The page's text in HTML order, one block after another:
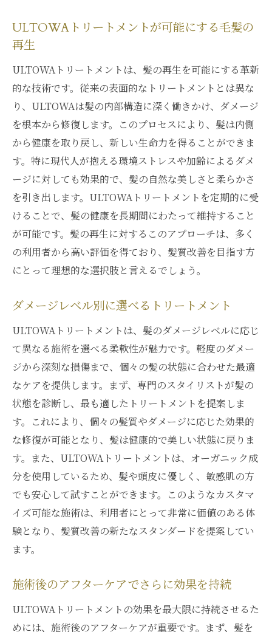
ULTOWAトリートメントが可能にする毛髪の
再生
ULTOWAトリートメントは、髪の再生を可能にする革新
的な技術です。従来の表面的なトリートメントとは異な
り、ULTOWAは髪の内部構造に深く働きかけ、ダメージ
を根本から修復します。このプロセスにより、髪は内側
から健康を取り戻し、新しい生命力を得ることができま
す。特に現代人が抱える環境ストレスや加齢によるダメ
ージに対しても効果的で、髪の自然な美しさと柔らかさ
を引き出します。ULTOWAトリートメントを定期的に受
けることで、髪の健康を長期間にわたって維持すること
が可能です。髪の再生に対するこのアプローチは、多く
の利用者から高い評価を得ており、髪質改善を目指す方
にとって理想的な選択肢と言えるでしょう。
ダメージレベル別に選べるトリートメント
ULTOWAトリートメントは、髪のダメージレベルに応じ
て異なる施術を選べる柔軟性が魅力です。軽度のダメー
ジから深刻な損傷まで、個々の髪の状態に合わせた最適
なケアを提供します。まず、専門のスタイリストが髪の
状態を診断し、最も適したトリートメントを提案しま
す。これにより、個々の髪質やダメージに応じた効果的
な修復が可能となり、髪は健康的で美しい状態に戻りま
す。また、ULTOWAトリートメントは、オーガニック成
分を使用しているため、髪や頭皮に優しく、敏感肌の方
でも安心して試すことができます。このようなカスタマ
イズ可能な施術は、利用者にとって非常に価値のある体
験となり、髪質改善の新たなスタンダードを提案してい
ます。
施術後のアフターケアでさらに効果を持続
ULTOWAトリートメントの効果を最大限に持続させるた
めには、施術後のアフターケアが重要です。まず、髪を